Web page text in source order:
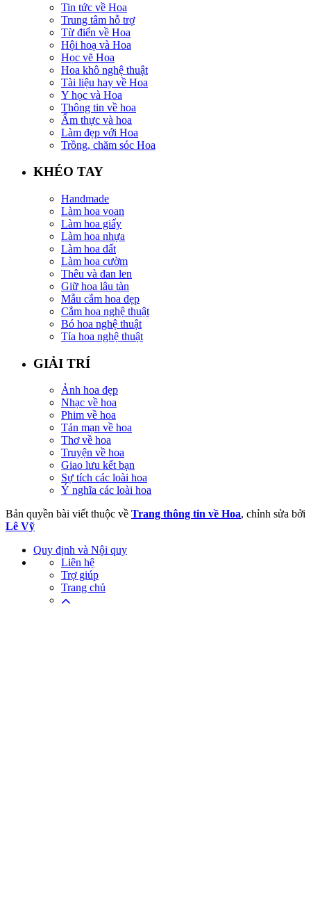
Tin tức về Hoa
Trung tâm hỗ trợ
Từ điển về Hoa
Hội hoạ và Hoa
Học vẽ Hoa
Hoa khô nghệ thuật
Tài liệu hay về Hoa
Y học và Hoa
Thông tin về hoa
Ẩm thực và hoa
Làm đẹp với Hoa
Trồng, chăm sóc Hoa
KHÉO TAY
Handmade
Làm hoa voan
Làm hoa giấy
Làm hoa nhựa
Làm hoa đất
Làm hoa cườm
Thêu và đan len
Giữ hoa lâu tàn
Mẫu cắm hoa đẹp
Cắm hoa nghệ thuật
Bó hoa nghệ thuật
Tỉa hoa nghệ thuật
GIẢI TRÍ
Ảnh hoa đẹp
Nhạc về hoa
Phim về hoa
Tản mạn về hoa
Thơ về hoa
Truyện về hoa
Giao lưu kết bạn
Sự tích các loài hoa
Ý nghĩa các loài hoa
Bản quyền bài viết thuộc về Trang thông tin về Hoa, chỉnh sửa bởi
Lê Vỹ
Quy định và Nội quy
Liên hệ
Trợ giúp
Trang chủ